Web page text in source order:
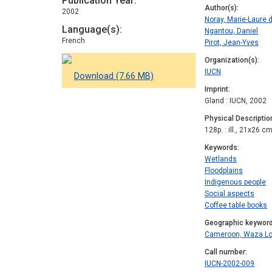
2002
Language(s)
French
Download (7.66 MB)
Author(s)
Noray, Marie-Laure
Ngantou, Daniel
Pirot, Jean-Yves
Organization(s)
IUCN
Imprint
Gland : IUCN, 2002
Physical
128p. : ill., 21x26 cm
Keywords
Wetlands
Floodplains
Indigenous people
Social aspects
Coffee table books
Geographic
Cameroon, Waza
Call number
IUCN-2002-009